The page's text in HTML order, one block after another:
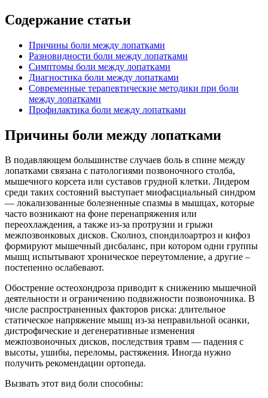
Содержание статьи
Причины боли между лопатками
Разновидности боли между лопатками
Симптомы боли между лопатками
Диагностика боли между лопатками
Современные терапевтические методики при боли
между лопатками
Профилактика боли между лопатками
Причины боли между лопатками
В подавляющем большинстве случаев боль в спине между
лопатками связана с патологиями позвоночного столба,
мышечного корсета или суставов грудной клетки. Лидером
среди таких состояний выступает миофасциальный синдром
— локализованные болезненные спазмы в мышцах, которые
часто возникают на фоне перенапряжения или
переохлаждения, а также из-за протрузии и грыжи
межпозвонковых дисков. Сколиоз, спондилоартроз и кифоз
формируют мышечный дисбаланс, при котором одни группы
мышц испытывают хроническое переутомление, а другие –
постепенно ослабевают.
Обострение остеохондроза приводит к снижению мышечной
деятельности и ограничению подвижности позвоночника. В
числе распространенных факторов риска: длительное
статическое напряжение мышц из-за неправильной осанки,
дистрофические и дегенеративные изменения
межпозвоночных дисков, последствия травм — падения с
высоты, ушибы, переломы, растяжения. Иногда нужно
получить рекомендации ортопеда.
Вызвать этот вид боли способны: